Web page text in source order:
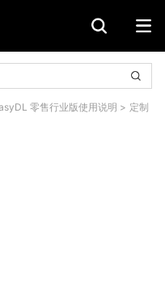
零售行业版使用说明 > 定制